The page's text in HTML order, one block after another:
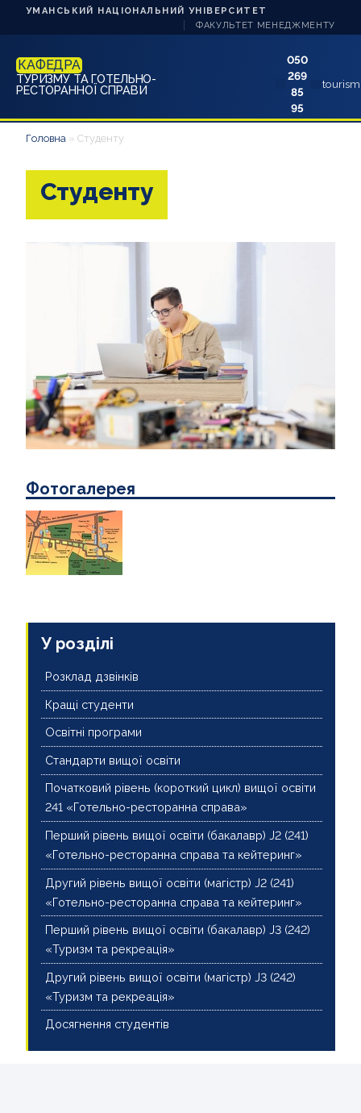
УМАНСЬКИЙ НАЦІОНАЛЬНИЙ УНІВЕРСИТЕТ
ФАКУЛЬТЕТ МЕНЕДЖМЕНТУ
КАФЕДРА
ТУРИЗМУ ТА ГОТЕЛЬНО-
РЕСТОРАННОЇ СПРАВИ
050
269
85
95
ПРО КАФЕДРУ
АБІТУРІЄНТУ
АКРЕДИТАЦІЯ
КОНТАКТИ
Головна » Студенту
Студенту
Фотогалерея
У розділі
Розклад дзвінків
Кращі студенти
Освітні програми
Стандарти вищої освіти
Початковий рівень (короткий цикл) вищої освіти
241 «Готельно-ресторанна справа»
Перший рівень вищої освіти (бакалавр) J2 (241)
«Готельно-ресторанна справа та кейтеринг»
Другий рівень вищої освіти (магістр) J2 (241)
«Готельно-ресторанна справа та кейтеринг»
Перший рівень вищої освіти (бакалавр) J3 (242)
«Туризм та рекреація»
Другий рівень вищої освіти (магістр) J3 (242)
«Туризм та рекреація»
Досягнення студентів